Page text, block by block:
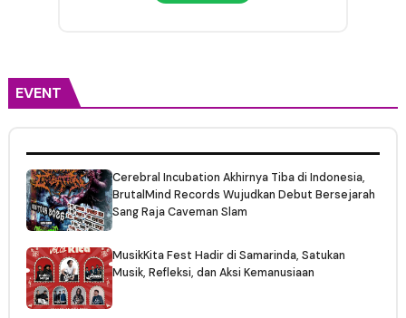
EVENT
Cerebral Incubation Akhirnya Tiba di Indonesia,
BrutalMind Records Wujudkan Debut Bersejarah
Sang Raja Caveman Slam
MusikKita Fest Hadir di Samarinda, Satukan
Musik, Refleksi, dan Aksi Kemanusiaan